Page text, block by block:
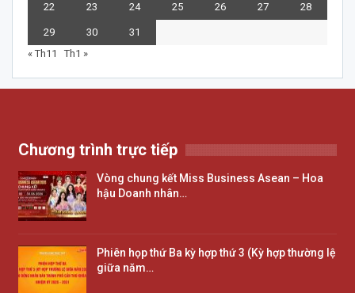
22 23 24 25 26 27 28
29 30
31
« Th11
Th1 »
Chương trình trực tiếp
Vòng chung kết Miss Business Asean – Hoa
hậu Doanh nhân…
Phiên họp thứ Ba kỳ hợp thứ 3 (Kỳ hợp thường lệ
giữa năm…